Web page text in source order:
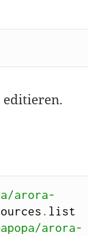
editieren.
arora-
. list
arora-